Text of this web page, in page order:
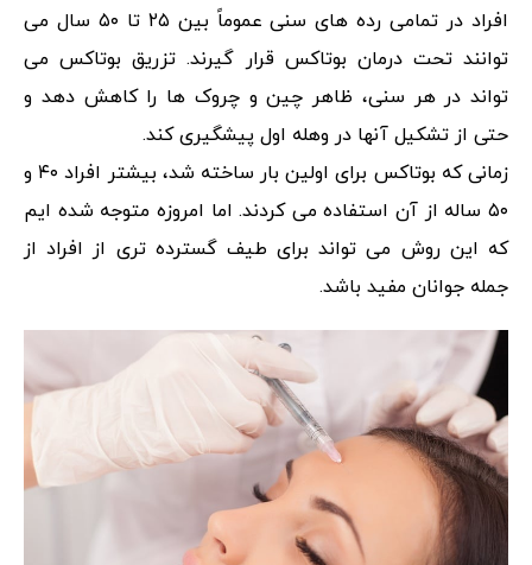
افراد در تمامی رده های سنی عموماً بین ۲۵ تا ۵۰ سال می
توانند تحت درمان بوتاکس قرار گیرند. تزریق بوتاکس می
تواند در هر سنی، ظاهر چین و چروک ها را کاهش دهد و
حتی از تشکیل آنها در وهله اول پیشگیری کند.
زمانی که بوتاکس برای اولین بار ساخته شد، بیشتر افراد ۴۰ و
۵۰ ساله از آن استفاده می کردند. اما امروزه متوجه شده ایم
که این روش می تواند برای طیف گسترده تری از افراد از
جمله جوانان مفید باشد.